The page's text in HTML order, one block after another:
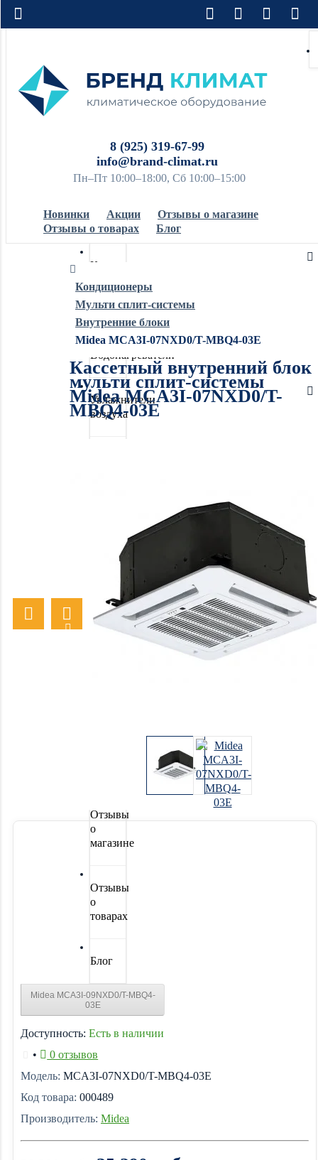
8 (925) 319-67-99
info@brand-climat.ru
Пн–Пт 10:00–18:00, Сб 10:00–15:00
Новинки Акции
Отзывы о магазине
Отзывы о товарах
Блог
Кондиционеры
Обогреватели
Водонагреватели
Увлажнители
воздуха
Вентиляция
Отзывы
о
магазине
Отзывы
о
товарах
Блог
Кондиционеры
Мульти сплит-системы
Внутренние блоки
Midea MCA3I-07NXD0/T-MBQ4-03E
Кассетный внутренний блок
мульти сплит-системы
Midea MCA3I-07NXD0/T-
MBQ4-03E
Midea MCA3I-09NXD0/T-MBQ4-
03E
Доступность: Есть в наличии
•
0 отзывов
Модель: MCA3I-07NXD0/T-MBQ4-03E
Код товара: 000489
Производитель: Midea